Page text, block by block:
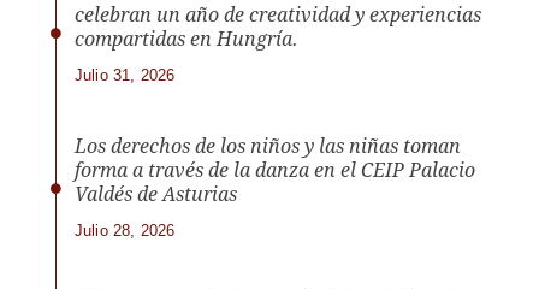
celebran un año de creatividad y experiencias
compartidas en Hungría.
Julio 31, 2026
Los derechos de los niños y las niñas toman
forma a través de la danza en el CEIP Palacio
Valdés de Asturias
Julio 28, 2026